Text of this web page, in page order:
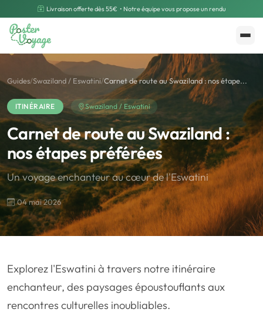
Livraison offerte dès 55€ • Notre équipe vous propose un rendu
Créer mon souvenir Polarsteps
❤️ Voyage de noce 🥾 Randonnées
Guides/Swaziland / Eswatini/Carnet de route au Swaziland : nos étape...
ITINÉRAIRE Swaziland / Eswatini
Carnet de route au Swaziland :
nos étapes préférées
Un voyage enchanteur au cœur de l'Eswatini
04 mai 2026
Explorez l'Eswatini à travers notre itinéraire
enchanteur, des paysages époustouflants aux
rencontres culturelles inoubliables.